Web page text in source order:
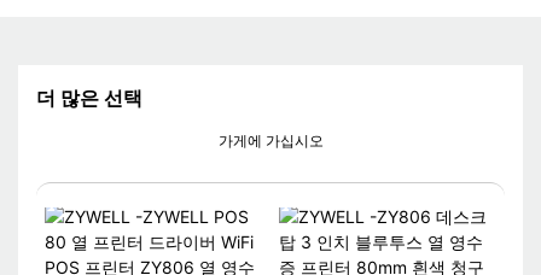
더 많은 선택
가게에 가십시오